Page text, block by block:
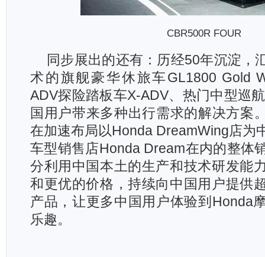
CBR500R FOUR
同步展出的还有：历经50年沉淀，
术的旗舰豪华休旅车GL1800 Gold
ADV探险踏板车X-ADV、热门中型巡
国用户带来多种出行需求的解决方案
在加速布局以Honda DreamWing店为
车型销售店Honda Dream在内的整体
分利用中国本土的生产和技术研发能
和更优的价格，持续向中国用户提供
产品，让更多中国用户体验到Honda
乐趣。